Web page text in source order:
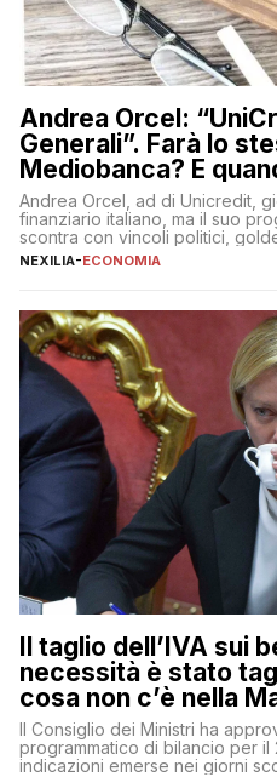
Andrea Orcel:
Generali”. Farà lo
Mediobanca? E
Andrea Orcel, ad di Unicredit,
finanziario italiano, ma il suo
scontra con vincoli politici,
protezionistiche. Orcel e la
NEXILIA-ECONOMIA
Il taglio dell’IVA sui
necessità è stato
cosa non c’è nella
Meloni
Il Consiglio dei Ministri ha
programmatico di bilancio per
indicazioni emerse nei giorni